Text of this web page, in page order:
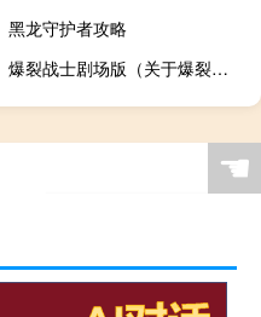
黑龙守护者攻略
爆裂战士剧场版（关于爆裂战士剧场版的介绍）
☚